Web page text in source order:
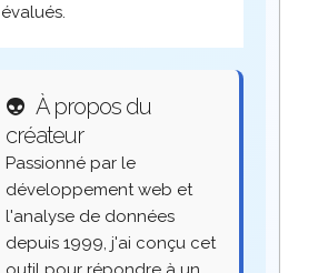
évalués.
👽 À propos du
créateur
Passionné par le
développement web et
l'analyse de données
depuis 1999, j'ai conçu cet